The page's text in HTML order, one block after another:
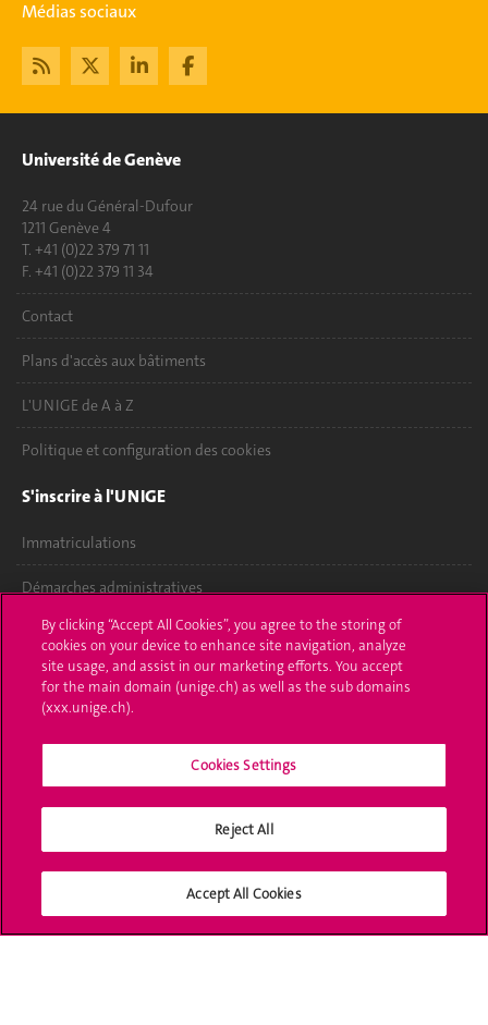
Médias sociaux
Université de Genève
24 rue du Général-Dufour
1211 Genève 4
T. +41 (0)22 379 71 11
F. +41 (0)22 379 11 34
Contact
Plans d'accès aux bâtiments
L'UNIGE de A à Z
Politique et configuration des cookies
S'inscrire à l'UNIGE
Immatriculations
Démarches administratives
Poser une question
L'UNIGE vous informe
Offres d'emploi
Bibliothèque
By clicking “Accept All Cookies”, you agree to the storing of
cookies on your device to enhance site navigation, analyze
site usage, and assist in our marketing efforts. You accept
for the main domain (unige.ch) as well as the sub domains
(xxx.unige.ch).
Cookies Settings
Reject All
Accept All Cookies